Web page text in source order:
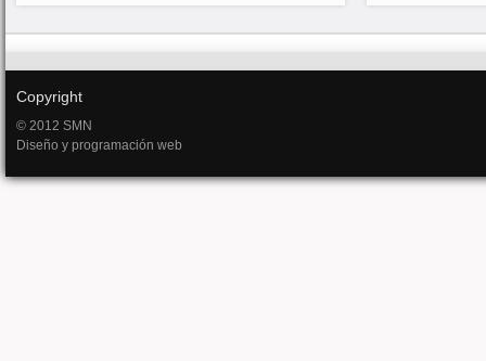
Copyright
© 2012 SMN
Diseño y programación web